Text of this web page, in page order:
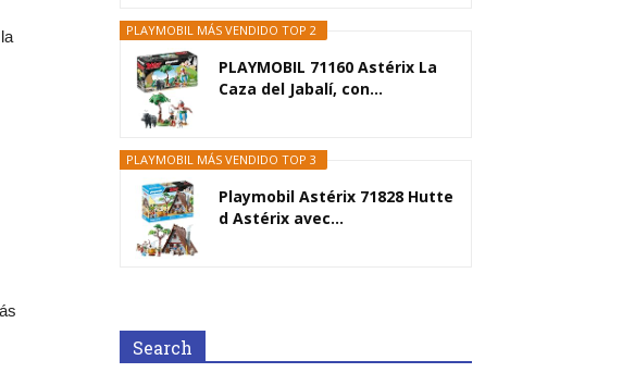
PLAYMOBIL MÁS VENDIDO TOP 2
PLAYMOBIL 71160 Astérix La
Caza del Jabalí, con...
PLAYMOBIL MÁS VENDIDO TOP 3
Playmobil Astérix 71828 Hutte
d Astérix avec...
Search